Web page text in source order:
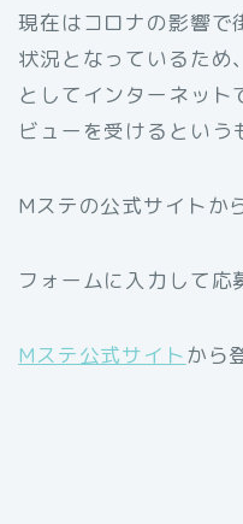
現在はコロナの影響で
状況となっているため
としてインターネット
ビューを受けるという
Mステの公式サイトか
フォームに入力して応
Mステ公式サイトから